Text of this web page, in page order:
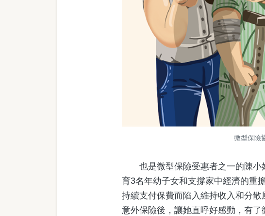
微型保險
也是微型保險受惠者之一的陳小
育3名年幼子女和支撐家中經濟的重
持續支付保費而陷入維持收入和分
意外保險後，讓她直呼好感動，有了